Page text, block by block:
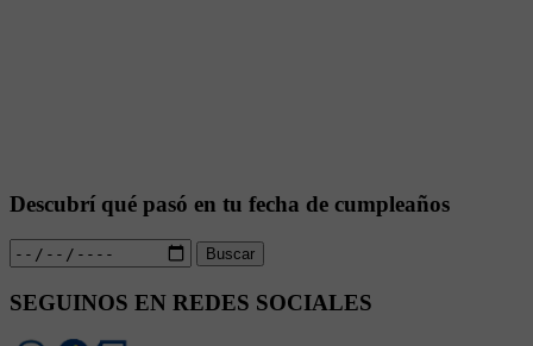
Descubrí qué pasó en tu fecha de cumpleaños
Buscar
SEGUINOS EN REDES SOCIALES